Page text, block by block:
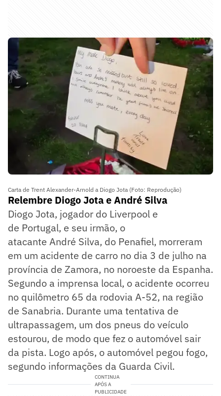
Carta de Trent Alexander-Arnold a Diogo Jota (Foto: Reprodução)
Relembre Diogo Jota e André Silva
DiogoJota, jogador do Liverpool e
de Portugal, e seu irmão, o
atacante André Silva, do Penafiel, morreram
em um acidente de carro no dia 3 de julho na
província de Zamora, no noroeste da Espanha.
Segundo a imprensa local, o acidente ocorreu
no quilômetro 65 da rodovia A-52, na região
de Sanabria. Durante uma tentativa de
ultrapassagem, um dos pneus do veículo
estourou, de modo que fez o automóvel sair
da pista. Logo após, o automóvel pegou fogo,
segundo informações da Guarda Civil.
CONTINUA
APÓS A
PUBLICIDADE